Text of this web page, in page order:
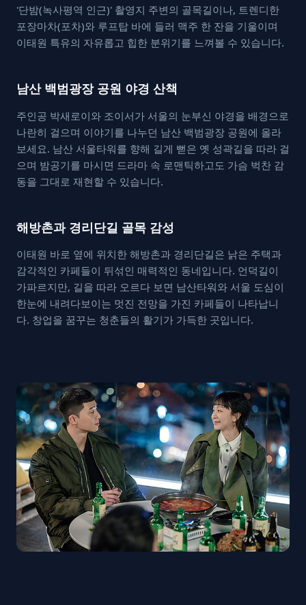
'단밤(녹사평역 인근)' 촬영지 주변의 골목길이나, 트렌디한
포장마차(포차)와 루프탑 바에 들러 맥주 한 잔을 기울이며
이태원 특유의 자유롭고 힙한 분위기를 느껴볼 수 있습니다.
남산 백범광장 공원 야경 산책
주인공 박새로이와 조이서가 서울의 눈부신 야경을 배경으로
나란히 걸으며 이야기를 나누던 남산 백범광장 공원에 올라
보세요. 남산 서울타워를 향해 길게 뻗은 옛 성곽길을 따라 걸
으며 밤공기를 마시면 드라마 속 로맨틱하고도 가슴 벅찬 감
동을 그대로 재현할 수 있습니다.
해방촌과 경리단길 골목 감성
이태원 바로 옆에 위치한 해방촌과 경리단길은 낡은 주택과
감각적인 카페들이 뒤섞인 매력적인 동네입니다. 언덕길이
가파르지만, 길을 따라 오르다 보면 남산타워와 서울 도심이
한눈에 내려다보이는 멋진 전망을 가진 카페들이 나타납니
다. 창업을 꿈꾸는 청춘들의 활기가 가득한 곳입니다.